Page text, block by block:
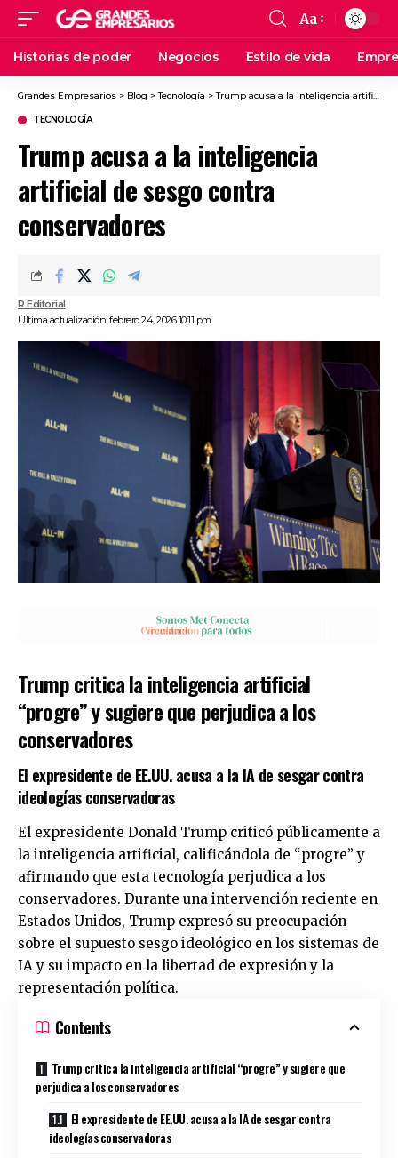
Aa
Historias de poder Negocios Estilo de vida
Grandes Empresarios > Blog >Tecnología >Trump acusa a la inteligencia artificial de sesgo contra conservadores
TECNOLOGÍA
Trump acusa a la inteligencia
artificial de sesgo contra
conservadores
Última actualización: febrero 24, 2026 10:11 pm
R Editorial
Trump critica la inteligencia artificial
“progre” y sugiere que perjudica a los
conservadores
El expresidente de EE.UU. acusa a la IA de sesgar contra
ideologías conservadoras
El expresidente Donald Trump criticó públicamente a
la inteligencia artificial, calificándola de “progre” y
afirmando que esta tecnología perjudica a los
conservadores. Durante una intervención reciente en
Estados Unidos, Trump expresó su preocupación
sobre el supuesto sesgo ideológico en los sistemas de
IA y su impacto en la libertad de expresión y la
representación política.
Contents
Trump critica la inteligencia artificial “progre” y sugiere que
perjudica a los conservadores
El expresidente de EE.UU. acusa a la IA de sesgar contra
ideologías conservadoras